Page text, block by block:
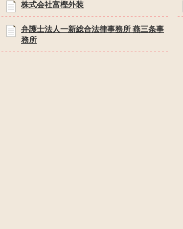
株式会社富樫外装
弁護士法人一新総合法律事務所 燕三条事
務所